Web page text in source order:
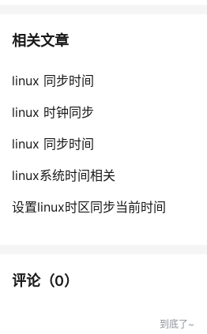
相关文章
linux 同步时间
linux 时钟同步
linux 同步时间
linux系统时间相关
设置linux时区同步当前时间
评论（0）
到底了~